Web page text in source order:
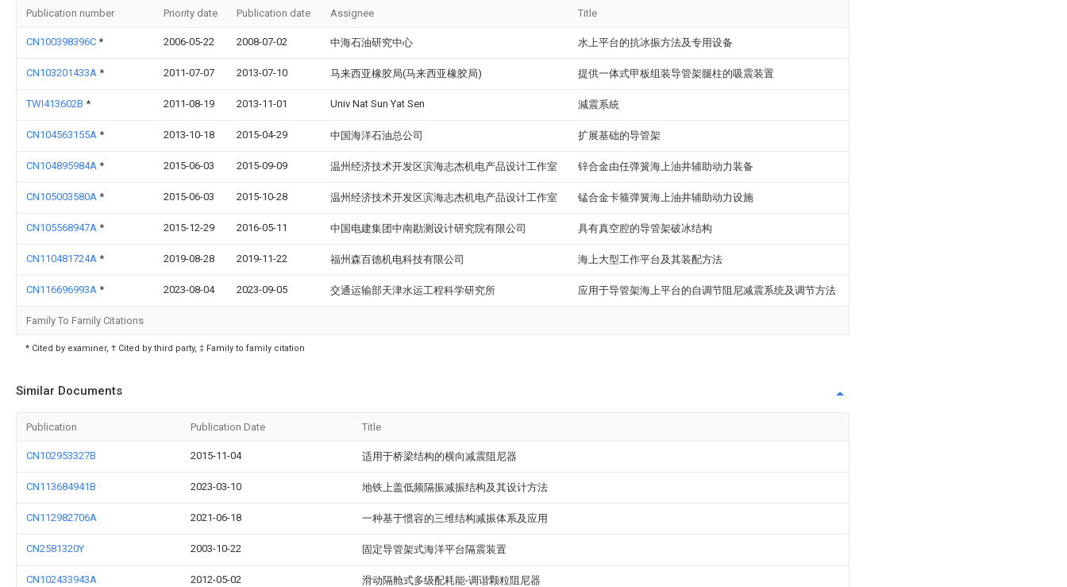
Publication number Priority date Publication date Assignee Title
CN100398396C * 2006-05-22 2008-07-02 中海石油研究中心 水上平台的抗冰振方法及专用设备
CN103201433A * 2011-07-07 2013-07-10 马来西亚橡胶局(马来西亚橡胶局) 提供一体式甲板组装导管架腿柱的吸震装置
TWI413602B * 2011-08-19 2013-11-01 Univ Nat Sun Yat Sen 減震系統
CN104563155A * 2013-10-18 2015-04-29 中国海洋石油总公司 扩展基础的导管架
CN104895984A * 2015-06-03 2015-09-09 温州经济技术开发区滨海志杰机电产品设计工作室 锌合金由任弹簧海上油井辅助动力装备
CN105003580A * 2015-06-03 2015-10-28 温州经济技术开发区滨海志杰机电产品设计工作室 锰合金卡箍弹簧海上油井辅助动力设施
CN105568947A * 2015-12-29 2016-05-11 中国电建集团中南勘测设计研究院有限公司 具有真空腔的导管架破冰结构
CN110481724A * 2019-08-28 2019-11-22 福州森百德机电科技有限公司 海上大型工作平台及其装配方法
CN116696993A * 2023-08-04 2023-09-05 交通运输部天津水运工程科学研究所 应用于导管架海上平台的自调节阻尼减震系统及调节方法
Family To Family Citations
* Cited by examiner, † Cited by third party, ‡ Family to family citation
Similar Documents
Publication Publication Date Title
CN102953327B 2015-11-04 适用于桥梁结构的横向减震阻尼器
CN113684941B 2023-03-10 地铁上盖低频隔振减振结构及其设计方法
CN112982706A 2021-06-18 一种基于惯容的三维结构减振体系及应用
CN2581320Y 2003-10-22 固定导管架式海洋平台隔震装置
CN102433943A 2012-05-02 滑动隔舱式多级配耗能-调谐颗粒阻尼器